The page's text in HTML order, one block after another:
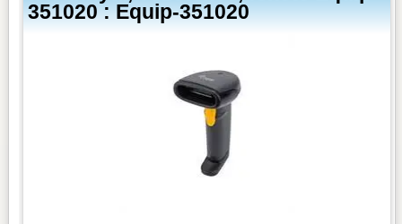
351020 : Equip-351020